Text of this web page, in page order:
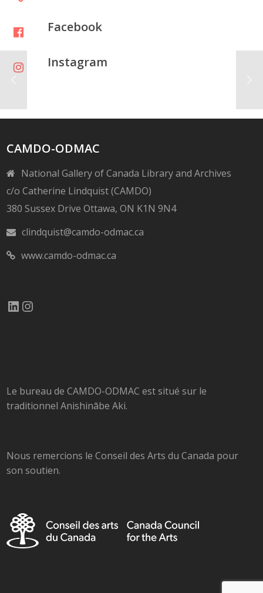
Facebook
Instagram
CAMDO-ODMAC
National Gallery of Canada Library and Archives
c/o Catherine Lindquist (CAMDO)
380 Sussex Drive Ottawa, ON K1N 9N4
clindquist@camdo-odmac.ca
www.camdo-odmac.ca
LinkedIn
Instagram
Le bureau de CAMDO-ODMAC est situé sur le
traditionnel Anishinābe Aki.
Nous remercions le Conseil des Arts du Canada pour
son soutien.